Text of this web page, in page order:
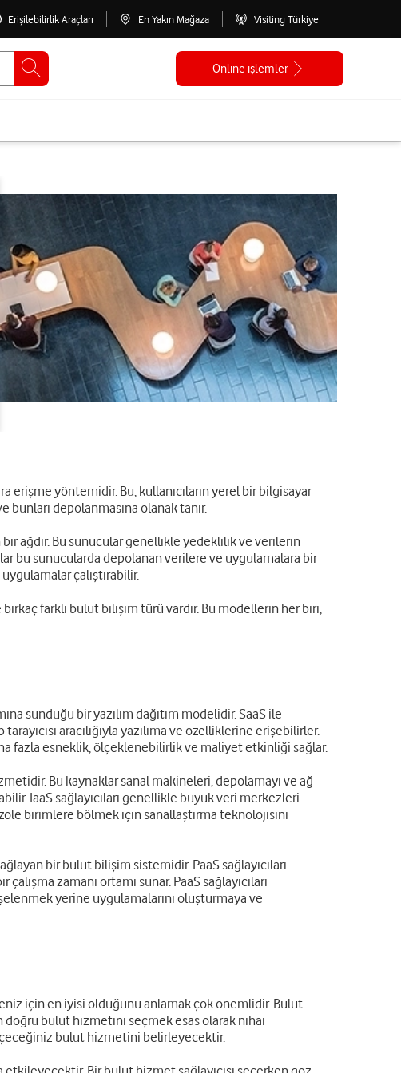
Erişilebilirlik Araçları En Yakın Mağaza Visiting Türkiye
Online işlemler
erişme yöntemidir. Bu, kullanıcıların yerel bir bilgisayar
depolanmasına olanak tanır.
bir ağdır. Bu sunucular genellikle yedeklilik ve verilerin
bu sunucularda depolanan verilere ve uygulamalara bir
çalıştırabilir.
farklı bulut bilişim türü vardır. Bu modellerin her biri,
sunduğu bir yazılım dağıtım modelidir. SaaS ile
aracılığıyla yazılıma ve özelliklerine erişebilirler.
fazla esneklik, ölçeklenebilirlik ve maliyet etkinliği sağlar.
Bu kaynaklar sanal makineleri, depolamayı ve ağ
IaaS sağlayıcıları genellikle büyük veri merkezleri
birimlere bölmek için sanallaştırma teknolojisini
bir bulut bilişim sistemidir. PaaS sağlayıcıları
zamanı ortamı sunar. PaaS sağlayıcıları
yerine uygulamalarını oluşturmaya ve
için en iyisi olduğunu anlamak çok önemlidir. Bulut
bulut hizmetini seçmek esas olarak nihai
bulut hizmetini belirleyecektir.